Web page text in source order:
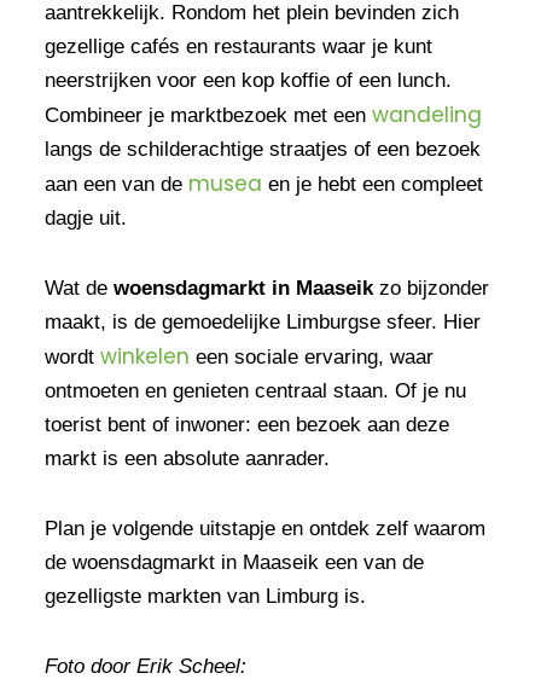
aantrekkelijk. Rondom het plein bevinden zich
gezellige cafés en restaurants waar je kunt
neerstrijken voor een kop koffie of een lunch.
Combineer je marktbezoek met een wandeling
langs de schilderachtige straatjes of een bezoek
aan een van de musea en je hebt een compleet
dagje uit.
Wat de woensdagmarkt in Maaseikzo bijzonder
maakt, is de gemoedelijke Limburgse sfeer. Hier
wordt winkelen een sociale ervaring, waar
ontmoeten en genieten centraal staan. Of je nu
toerist bent of inwoner: een bezoek aan deze
markt is een absolute aanrader.
Plan je volgende uitstapje en ontdek zelf waarom
de woensdagmarkt in Maaseik een van de
gezelligste markten van Limburg is.
Foto door Erik Scheel: